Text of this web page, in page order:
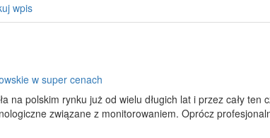
wpis
w super cenach
na polskim rynku już od wielu długich lat i przez cały
związane z monitorowaniem. Oprócz